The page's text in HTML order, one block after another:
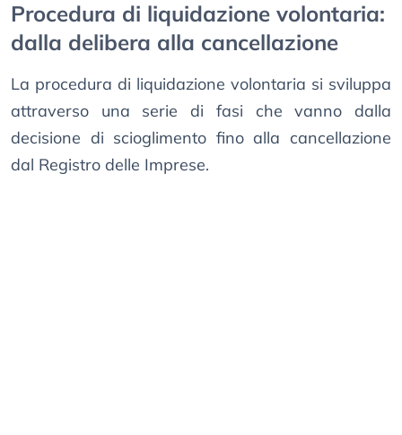
Procedura di liquidazione volontaria:
dalla delibera alla cancellazione
La procedura di liquidazione volontaria si sviluppa
attraverso una serie di fasi che vanno dalla
decisione di scioglimento fino alla cancellazione
dal Registro delle Imprese.